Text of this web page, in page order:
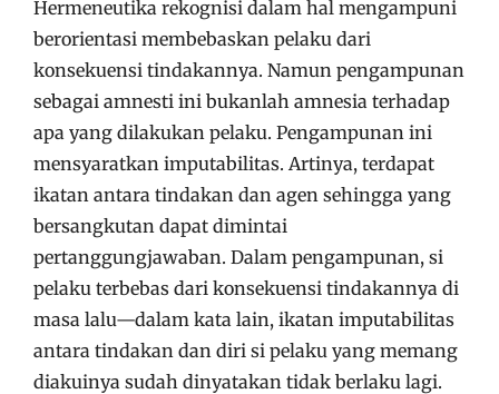
Hermeneutika rekognisi dalam hal mengampuni
berorientasi membebaskan pelaku dari
konsekuensi tindakannya. Namun pengampunan
sebagai amnesti ini bukanlah amnesia terhadap
apa yang dilakukan pelaku. Pengampunan ini
mensyaratkan imputabilitas. Artinya, terdapat
ikatan antara tindakan dan agen sehingga yang
bersangkutan dapat dimintai
pertanggungjawaban. Dalam pengampunan, si
pelaku terbebas dari konsekuensi tindakannya di
masa lalu—dalam kata lain, ikatan imputabilitas
antara tindakan dan diri si pelaku yang memang
diakuinya sudah dinyatakan tidak berlaku lagi.